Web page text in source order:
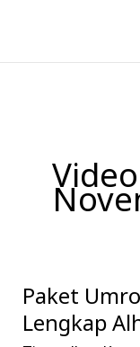
konten
Paket
Lengkap
Paket
Umroh